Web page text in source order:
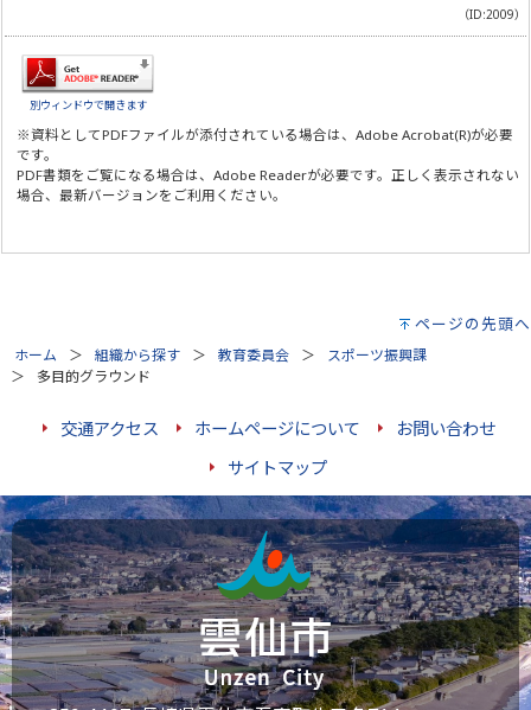
（ID:2009）
別ウィンドウで開きます
※資料としてPDFファイルが添付されている場合は、Adobe Acrobat(R)が必要
です。
PDF書類をご覧になる場合は、Adobe Readerが必要です。正しく表示されない
場合、最新バージョンをご利用ください。
ページの先頭へ
ホーム 組織から探す 教育委員会
スポーツ振興課
多目的グラウンド
交通アクセス ホームページについて
お問い合わせ
サイトマップ